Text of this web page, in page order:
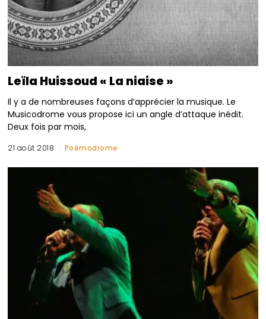
Leïla Huissoud « La niaise »
Il y a de nombreuses façons d’apprécier la musique. Le
Musicodrome vous propose ici un angle d’attaque inédit.
Deux fois par mois,
21 août 2018 Poèmodrome